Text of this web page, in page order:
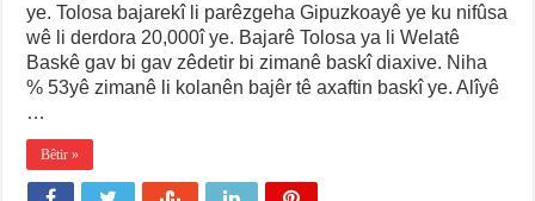
ye. Tolosa bajarekî li parêzgeha Gipuzkoayê ye ku nifûsa
wê li derdora 20,000î ye. Bajarê Tolosa ya li Welatê
Baskê gav bi gav zêdetir bi zimanê baskî diaxive. Niha
% 53yê zimanê li kolanên bajêr tê axaftin baskî ye. Alîyê
…
Bêtir »